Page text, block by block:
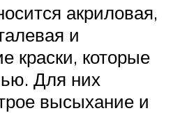
акриловая,
и
краски, которые
Для них
высыхание и